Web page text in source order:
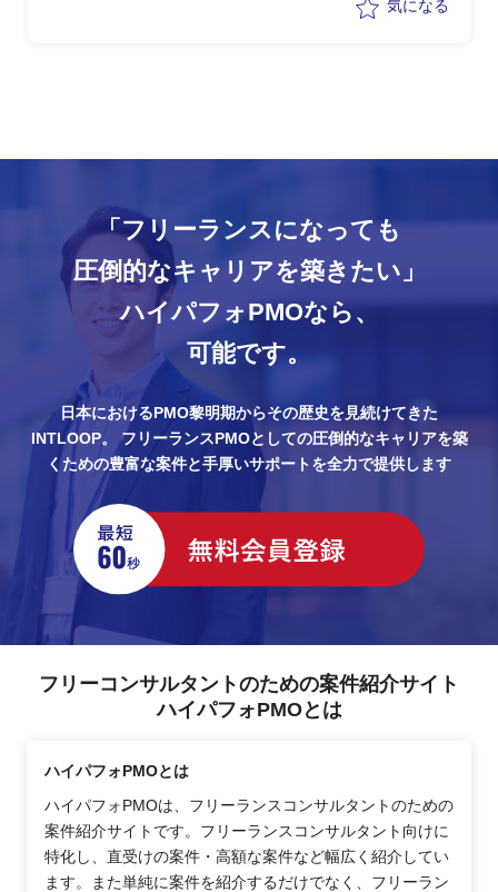
気になる
「フリーランスになっても
圧倒的なキャリアを築きたい」
ハイパフォPMOなら、
可能です。
日本におけるPMO黎明期からその歴史を見続けてきた
INTLOOP。
フリーランスPMOとしての圧倒的なキャリアを築
くための豊富な案件と手厚いサポートを全力で提供します
フリーコンサルタントのための案件紹介サイト
ハイパフォPMOとは
ハイパフォPMOとは
ハイパフォPMOは、フリーランスコンサルタントのための
案件紹介サイトです。フリーランスコンサルタント向けに
特化し、直受けの案件・高額な案件など幅広く紹介してい
ます。また単純に案件を紹介するだけでなく、フリーラン